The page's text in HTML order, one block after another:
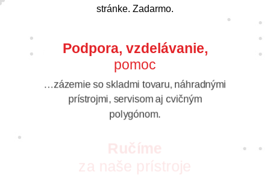
stránke. Zadarmo.
Podpora, vzdelávanie,
pomoc
…zázemie so skladmi tovaru, náhradnými
prístrojmi, servisom aj cvičným
polygónom.
Ručíme
za naše prístroje